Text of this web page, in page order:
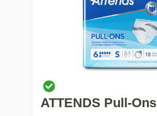
ATTENDS Pull-Ons